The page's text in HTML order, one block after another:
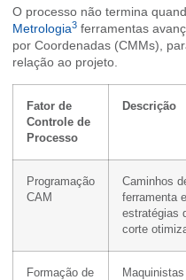
O processo não termina
Metrologia3 ferramentas
por Coordenadas (CMMs),
relação ao projeto.
Fator de
Controle de
Processo
Descrição
Programação
CAM
Caminhos
ferramenta e
estratégias
corte
Formação de
Maquinistas